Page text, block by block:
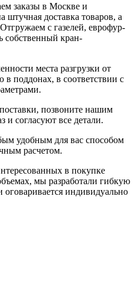
заказы в Москве и
доставка товаров, а
с газелей, еврофур-
собственный кран-
места разгрузки от
поддонах, в соответствии с
позвоните нашим
и согласуют все детали.
удобным для вас способом
расчетом.
в покупке
мы разработали гибкую
оговаривается индивидуально